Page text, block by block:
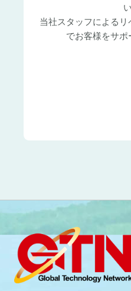
当社スタッフによる
でお客様をサポ